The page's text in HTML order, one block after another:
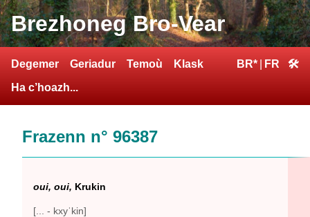
Brezhoneg Bro-Vear
Degemer Geriadur Temoù
Klask
Ha c’hoazh...
BR* FR 🛠
Frazenn n° 96387
oui, oui, Krukin
[... - kxyˈkin]